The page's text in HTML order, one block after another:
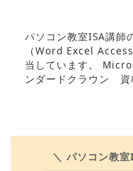
パソコン教室ISA講
（Word Excel
当しています。
ンダードクラウン 資
＼ パソコン教